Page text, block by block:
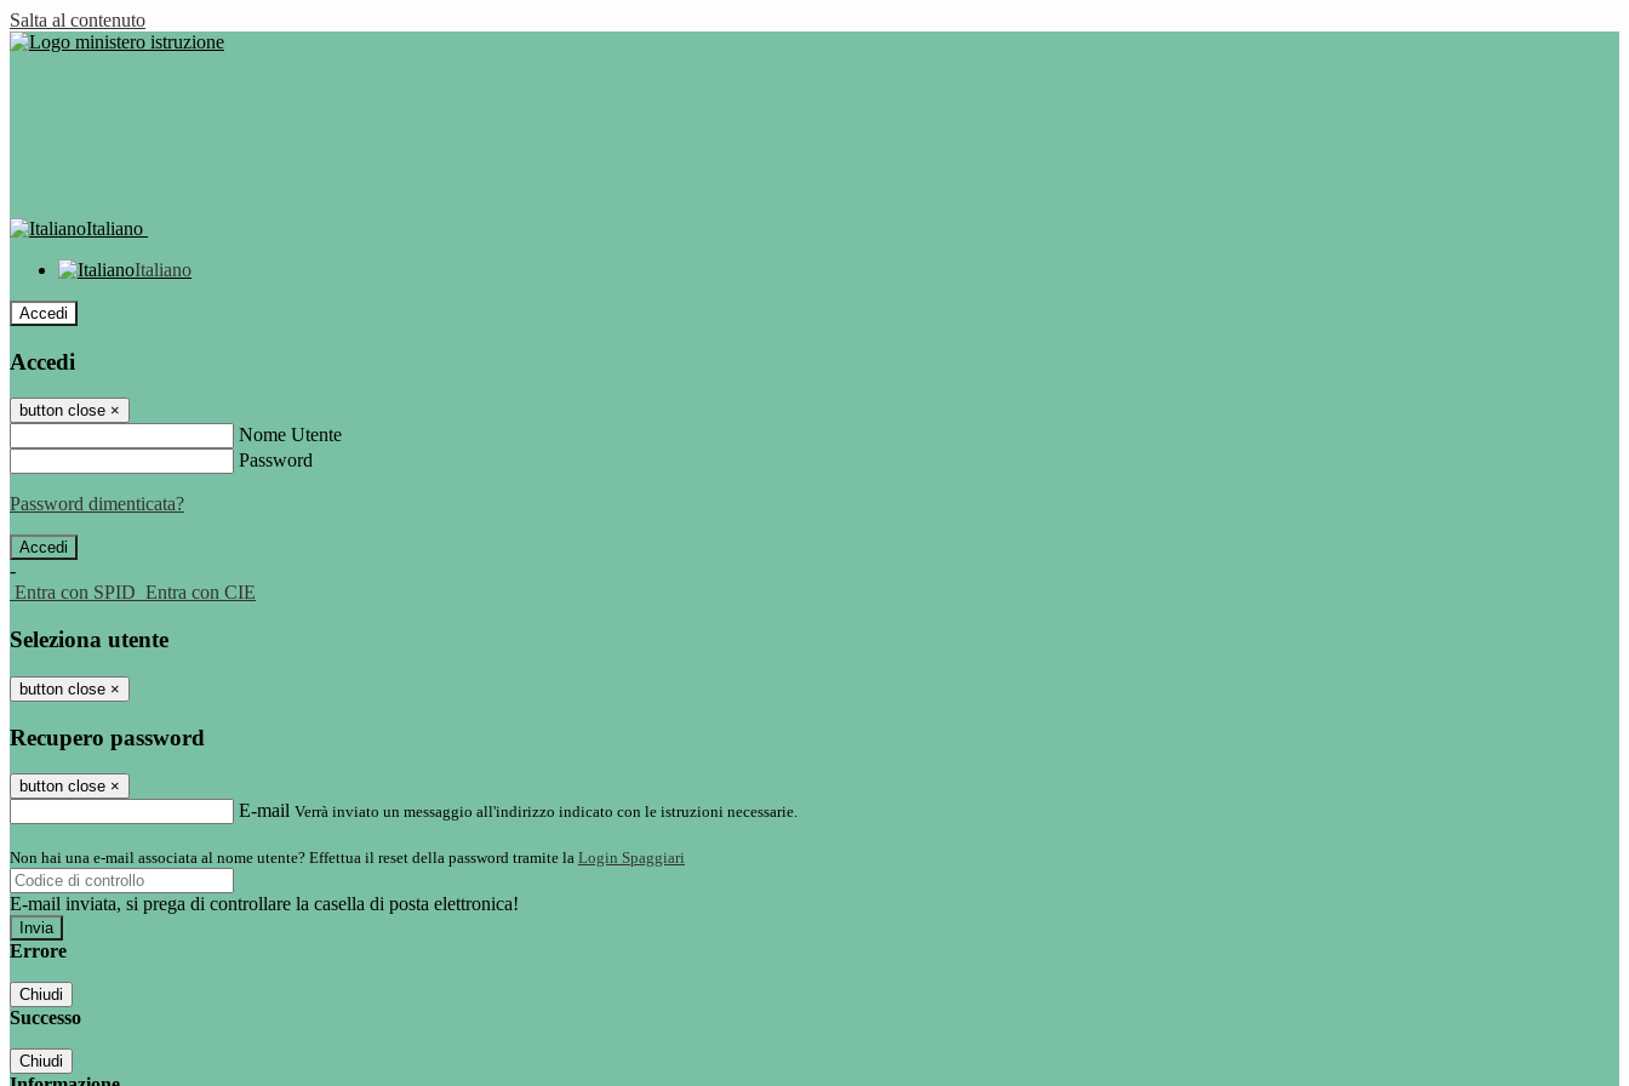
Salta al contenuto
Italiano
Italiano
Accedi
Accedi
button close ×
Nome Utente
Password
Password dimenticata?
-
Entra con SPID Entra con CIE
Seleziona utente
button close ×
Recupero password
button close ×
E-mail Verrà inviato un messaggio all'indirizzo indicato con le istruzioni necessarie.
Non hai una e-mail associata al nome utente? Effettua il reset della password tramite la Login Spaggiari
E-mail inviata, si prega di controllare la casella di posta elettronica!
Errore
Chiudi
Successo
Chiudi